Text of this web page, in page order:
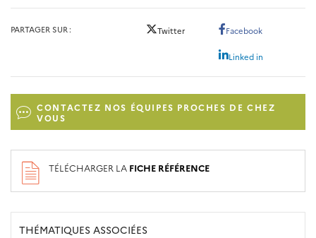
PARTAGER SUR Twitter Facebook
Linked in
CONTACTEZ NOS ÉQUIPES PROCHES DE CHEZ
VOUS
TÉLÉCHARGER LA FICHE RÉFÉRENCE
THÉMATIQUES ASSOCIÉES